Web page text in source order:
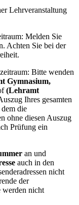
Lehrveranstaltung
Melden Sie
Achten Sie bei der
Bitte wenden
Gymnasium,
(Lehramt
Ihres gesamten
dem die
ohne diesen Auszug
Prüfung ein
an und
auch in den
nicht
der
werden nicht